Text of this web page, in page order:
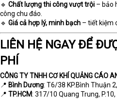
🔹 Chất lượng thi công vượt trội – bảo
công chu đáo.
🔹 Giá cả hợp lý, minh bạch – tiết kiệm
LIÊN HỆ NGAY ĐỂ
PHÍ
CÔNG TY TNHH CƠ KHÍ QUẢNG CÁO
📍 Bình Dương: T6/38 KP.Bình Thuận
📍 TP.HCM: 317/10 Quang Trung, P.10,